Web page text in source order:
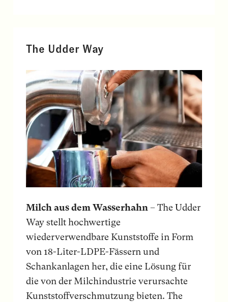
The Udder Way
Milch aus dem Wasserhahn– The Udder
Way stellt hochwertige
wiederverwendbare Kunststoffe in Form
von 18-Liter-LDPE-Fässern und
Schankanlagen her, die eine Lösung für
die von der Milchindustrie verursachte
Kunststoffverschmutzung bieten. The